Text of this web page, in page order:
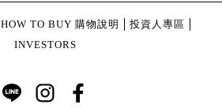
HOW TO BUY 購物說明
投資人專區
INVESTORS